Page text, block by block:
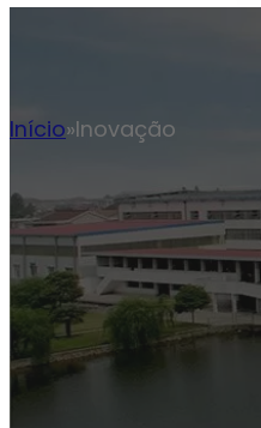
Início Inovação